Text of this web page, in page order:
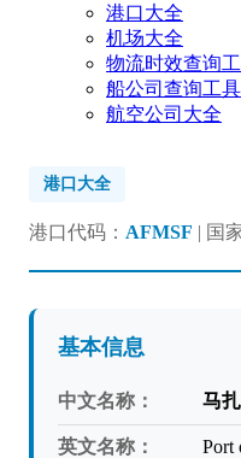
港口大全
机场大全
物流时效查询
船公司查询工具
航空公司大全
港口大全
港口代码： AFMSF | 国
基本信息
中文名称： 马
英文名称：